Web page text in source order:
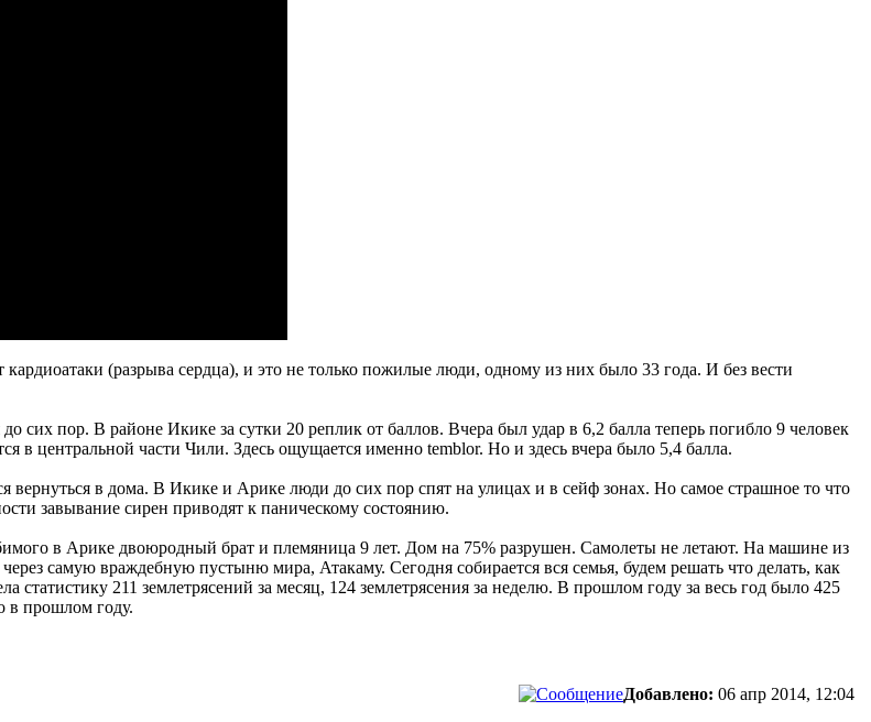
(разрыва сердца), и это не только пожилые люди, одному из них было 33 года. И без вести
сих пор. В районе Икике за сутки 20 реплик от баллов. Вчера был удар в 6,2 балла теперь погибло 9 человек
в центральной части Чили. Здесь ощущается именно temblor. Но и здесь вчера было 5,4 балла.
вернуться в дома. В Икике и Арике люди до сих пор спят на улицах и в сейф зонах. Но самое страшное то что
завывание сирен приводят к паническому состоянию.
в Арике двоюродный брат и племяница 9 лет. Дом на 75% разрушен. Самолеты не летают. На машине из
самую враждебную пустыню мира, Атакаму. Сегодня собирается вся семья, будем решать что делать, как
статистику 211 землетрясений за месяц, 124 землетрясения за неделю. В прошлом году за весь год было 425
в прошлом году.
Добавлено: 06 апр 2014, 12:04